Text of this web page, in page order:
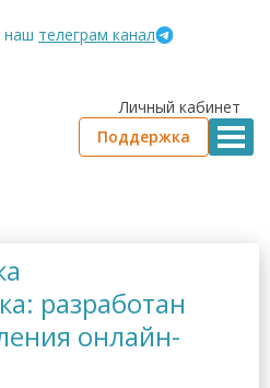
наш телеграм канал
Поддержка
Личный кабинет
разработан
онлайн-